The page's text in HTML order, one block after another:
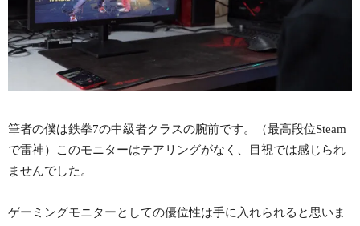
筆者の僕は鉄拳7の中級者クラスの腕前です。（最高段位Steam
で雷神）このモニターはテアリングがなく、目視では感じられ
ませんでした。
ゲーミングモニターとしての優位性は手に入れられると思いま